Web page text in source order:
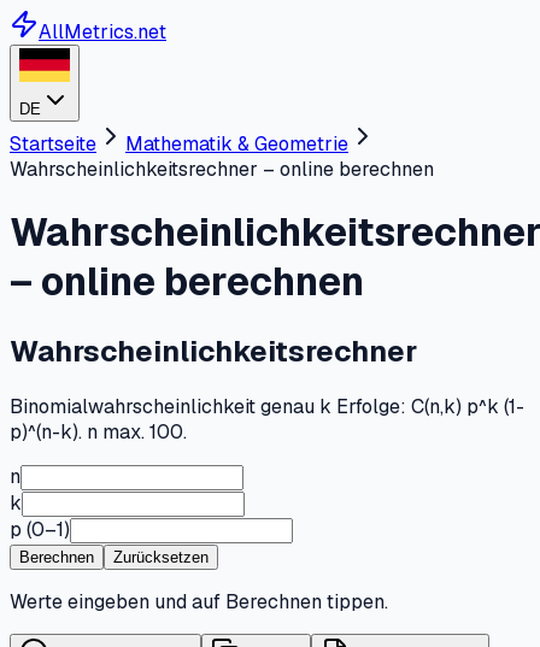
AllMetrics.net
DE
Startseite
Mathematik & Geometrie
Wahrscheinlichkeitsrechner – online berechnen
– online berechnen
Wahrscheinlichkeitsrechner
Binomialwahrscheinlichkeit genau k Erfolge: C(n,k) p^k (1-
p)^(n-k). n max. 100.
n
k
p (0–1)
Berechnen Zurücksetzen
Werte eingeben und auf Berechnen tippen.